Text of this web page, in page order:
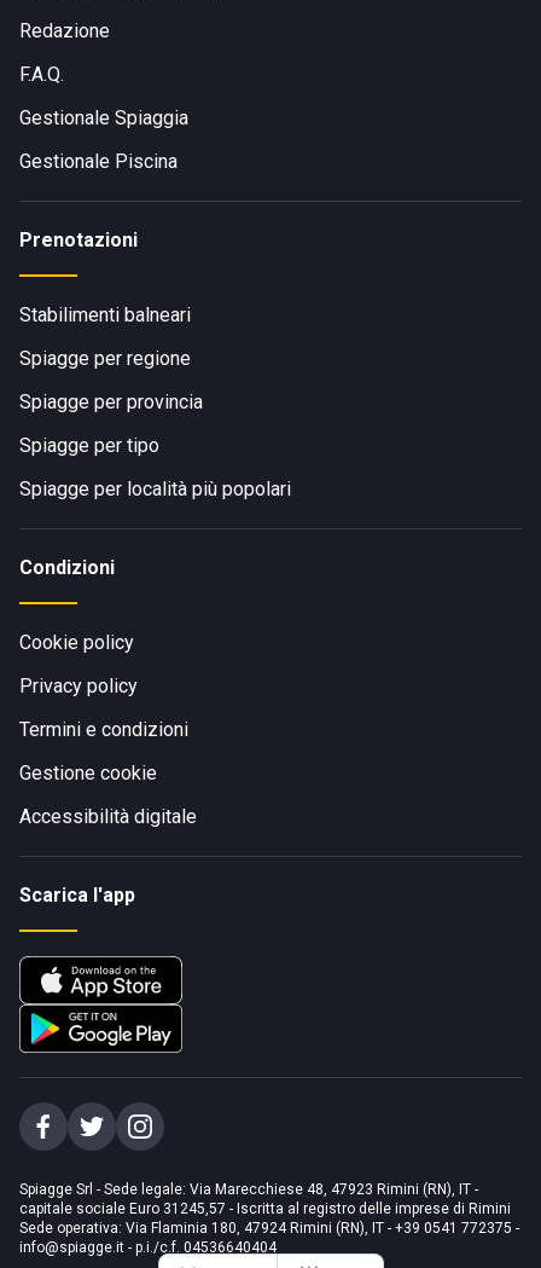
Redazione
F.A.Q.
Gestionale Spiaggia
Gestionale Piscina
Prenotazioni
Stabilimenti balneari
Spiagge per regione
Spiagge per provincia
Spiagge per tipo
Spiagge per località più popolari
Condizioni
Cookie policy
Privacy policy
Termini e condizioni
Gestione cookie
Accessibilità digitale
Scarica l'app
Spiagge Srl - Sede legale: Via Marecchiese 48, 47923 Rimini (RN), IT -
capitale sociale Euro 31245,57 - Iscritta al registro delle imprese di Rimini
Sede operativa: Via Flaminia 180, 47924 Rimini (RN), IT - +39 0541 772375 -
info@spiagge.it - p.i./c.f. 04536640404